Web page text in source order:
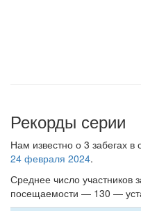
Рекорды серии
Нам известно о 3 забегах
24 февраля 2024.
Среднее число участников
посещаемости — 130 —